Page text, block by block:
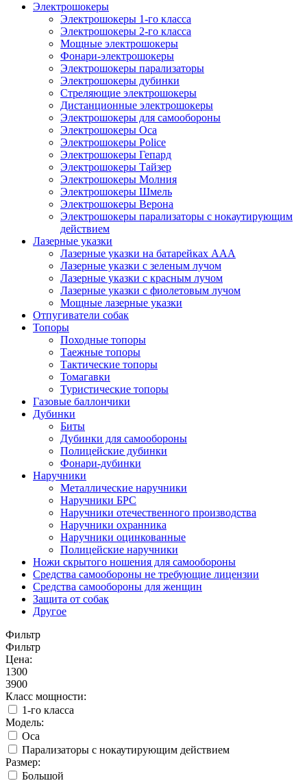
Электрошокеры
Электрошокеры 1-го класса
Электрошокеры 2-го класса
Мощные электрошокеры
Фонари-электрошокеры
Электрошокеры парализаторы
Электрошокеры дубинки
Стреляющие электрошокеры
Дистанционные электрошокеры
Электрошокеры для самообороны
Электрошокеры Оса
Электрошокеры Police
Электрошокеры Гепард
Электрошокеры Тайзер
Электрошокеры Молния
Электрошокеры Шмель
Электрошокеры Верона
Электрошокеры парализаторы с нокаутирующим
действием
Лазерные указки
Лазерные указки на батарейках ААА
Лазерные указки с зеленым лучом
Лазерные указки с красным лучом
Лазерные указки с фиолетовым лучом
Мощные лазерные указки
Отпугиватели собак
Топоры
Походные топоры
Таежные топоры
Тактические топоры
Томагавки
Туристические топоры
Газовые баллончики
Дубинки
Биты
Дубинки для самообороны
Полицейские дубинки
Фонари-дубинки
Наручники
Металлические наручники
Наручники БРС
Наручники отечественного производства
Наручники охранника
Наручники оцинкованные
Полицейские наручники
Ножи скрытого ношения для самообороны
Средства самообороны не требующие лицензии
Средства самообороны для женщин
Защита от собак
Другое
Фильтр
Фильтр
Цена:
1300
3900
Класс мощности:
1-го класса
Модель:
Oса
Парализаторы с нокаутирующим действием
Размер:
Большой